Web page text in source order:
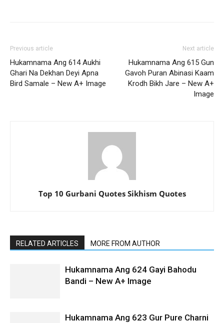
Previous article
Hukamnama Ang 614 Aukhi
Ghari Na Dekhan Deyi Apna
Bird Samale – New A+ Image
Next article
Hukamnama Ang 615 Gun
Gavoh Puran Abinasi Kaam
Krodh Bikh Jare – New A+
Image
Top 10 Gurbani Quotes Sikhism Quotes
RELATED ARTICLES MORE FROM AUTHOR
Hukamnama Ang 624 Gayi Bahodu
Bandi – New A+ Image
Hukamnama Ang 623 Gur Pure Charni